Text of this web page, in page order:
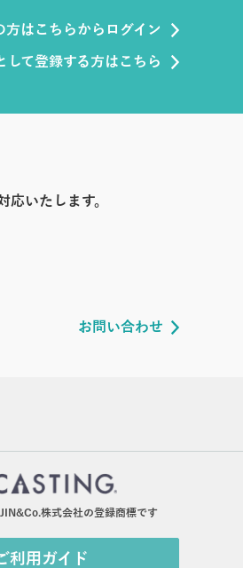
はこちらからログイン
して登録する方はこちら
いたします。
お問い合わせ
株式会社の登録商標です
利用ガイド